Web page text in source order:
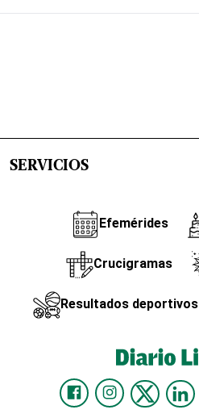
SERVICIOS
Efemérides
Crucigramas
Resultados deportivos